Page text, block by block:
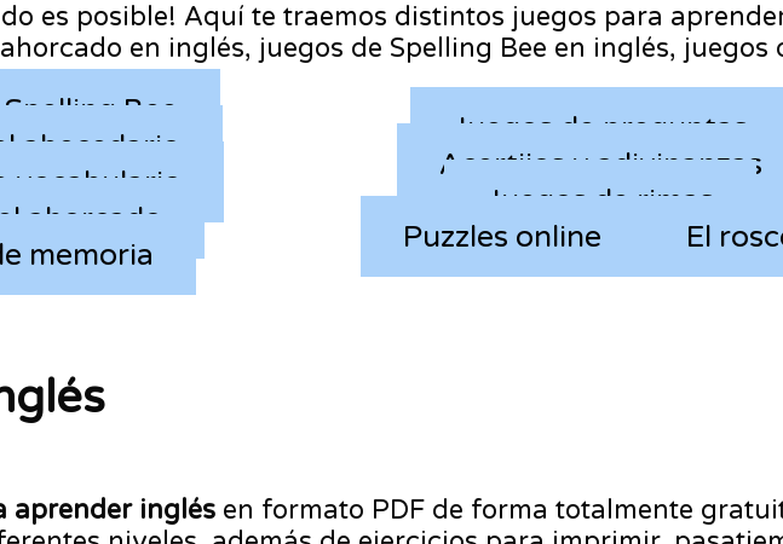
es posible! Aquí te traemos distintos juegos para
en inglés, juegos de Spelling Bee en inglés,
Bee
abecedario
vocabulario
ahorcado
memoria
Juegos de preguntas
Acertijos y adivinanzas
Juegos de rimas
Puzzles online
El
aprender inglés en formato PDF de forma totalmente